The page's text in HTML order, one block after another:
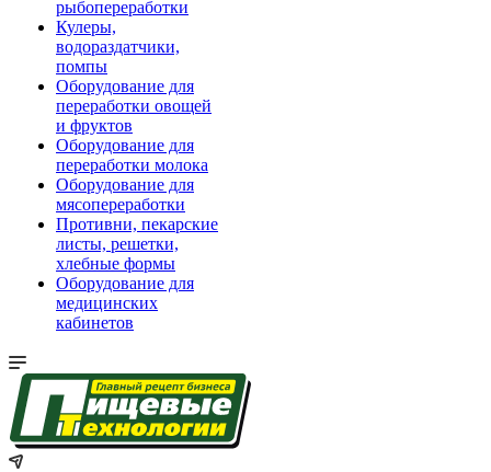
рыбопереработки
Кулеры,
водораздатчики,
помпы
Оборудование для
переработки овощей
и фруктов
Оборудование для
переработки молока
Оборудование для
мясопереработки
Противни, пекарские
листы, решетки,
хлебные формы
Оборудование для
медицинских
кабинетов